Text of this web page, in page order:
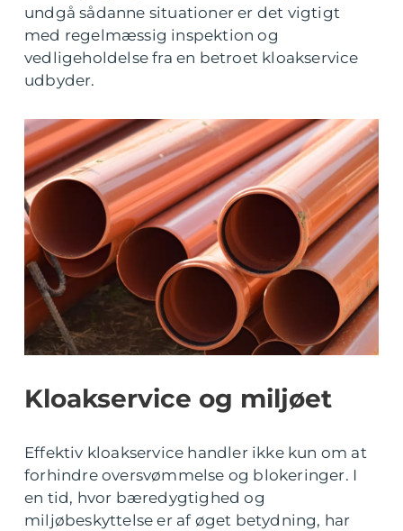
undgå sådanne situationer er det vigtigt
med regelmæssig inspektion og
vedligeholdelse fra en betroet kloakservice
udbyder.
Kloakservice og miljøet
Effektiv kloakservice handler ikke kun om at
forhindre oversvømmelse og blokeringer. I
en tid, hvor bæredygtighed og
miljøbeskyttelse er af øget betydning, har